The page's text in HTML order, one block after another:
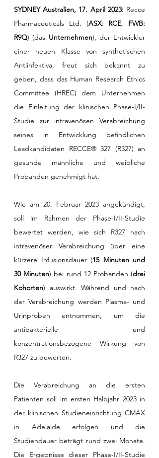
SYDNEY Australien, 17. April 2023: Recce
Pharmaceuticals Ltd. (ASX: RCE, FWB:
R9Q) (das Unternehmen), der Entwickler
einer neuen Klasse von synthetischen
Antiinfektiva, freut sich bekannt zu
geben, dass das Human Research Ethics
Committee (HREC) dem Unternehmen
die Einleitung der klinischen Phase-I/II-
Studie zur intravenösen Verabreichung
seines in Entwicklung befindlichen
Leadkandidaten RECCE® 327 (R327) an
gesunde männliche und weibliche
Probanden genehmigt hat.
Wie am 20. Februar 2023 angekündigt,
soll im Rahmen der Phase-I/II-Studie
bewertet werden, wie sich R327 nach
intravenöser Verabreichung über eine
kürzere Infusionsdauer (15 Minuten und
30 Minuten) bei rund 12 Probanden (drei
Kohorten) auswirkt. Während und nach
der Verabreichung werden Plasma- und
Urinproben entnommen, um die
antibakterielle und
konzentrationsbezogene Wirkung von
R327 zu bewerten.
Die Verabreichung an die ersten
Patienten soll im ersten Halbjahr 2023 in
der klinischen Studieneinrichtung CMAX
in Adelaide erfolgen und die
Studiendauer beträgt rund zwei Monate.
Die Ergebnisse dieser Phase-I/II-Studie